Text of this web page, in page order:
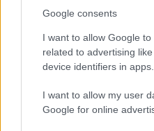
Google consents
I want to allow Google
related to advertising
device identifiers in apps.
I want to allow my user
Google for online
Cognome e Nome *
Numero di telefono